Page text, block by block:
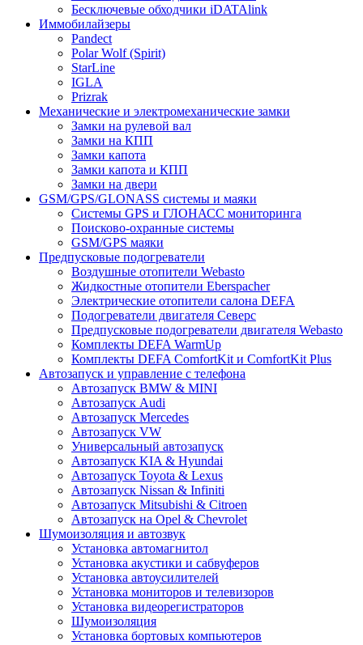
Бесключевые обходчики iDATAlink
Иммобилайзеры
Pandect
Polar Wolf (Spirit)
StarLine
IGLA
Prizrak
Механические и электромеханические замки
Замки на рулевой вал
Замки на КПП
Замки капота
Замки капота и КПП
Замки на двери
GSM/GPS/GLONASS системы и маяки
Системы GPS и ГЛОНАСС мониторинга
Поисково-охранные системы
GSM/GPS маяки
Предпусковые подогреватели
Воздушные отопители Webasto
Жидкостные отопители Eberspacher
Электрические отопители салона DEFA
Подогреватели двигателя Северс
Предпусковые подогреватели двигателя Webasto
Комплекты DEFA WarmUp
Комплекты DEFA ComfortKit и ComfortKit Plus
Автозапуск и управление с телефона
Автозапуск BMW & MINI
Автозапуск Audi
Автозапуск Mercedes
Автозапуск VW
Универсальный автозапуск
Автозапуск KIA & Hyundai
Автозапуск Toyota & Lexus
Автозапуск Nissan & Infiniti
Автозапуск Mitsubishi & Citroen
Автозапуск на Opel & Chevrolet
Шумоизоляция и автозвук
Установка автомагнитол
Установка акустики и сабвуферов
Установка автоусилителей
Установка мониторов и телевизоров
Установка видеорегистраторов
Шумоизоляция
Установка бортовых компьютеров